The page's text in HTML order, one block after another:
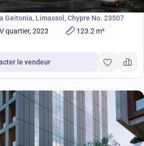
Geitonia, Limassol, Chypre No. 23507
quartier, 2023
123.2 m²
le vendeur